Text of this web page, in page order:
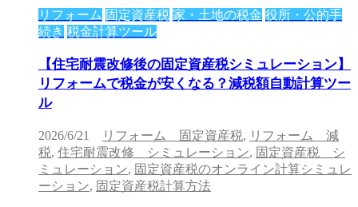
リフォーム 固定資産税 家・土地の税金 役所・公的手
続き 税金計算ツール
【住宅耐震改修後の固定資産税シミュレーション】
リフォームで税金が安くなる？減税額自動計算ツー
ル
2026/6/21 リフォーム 固定資産税, リフォーム 減
税, 住宅耐震改修 シミュレーション, 固定資産税 シ
ミュレーション, 固定資産税のオンライン計算シミュレ
ーション, 固定資産税計算方法